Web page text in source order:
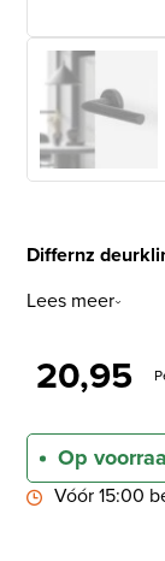
Differnz
Lees meer
20,95
Op
Vóór 15:00